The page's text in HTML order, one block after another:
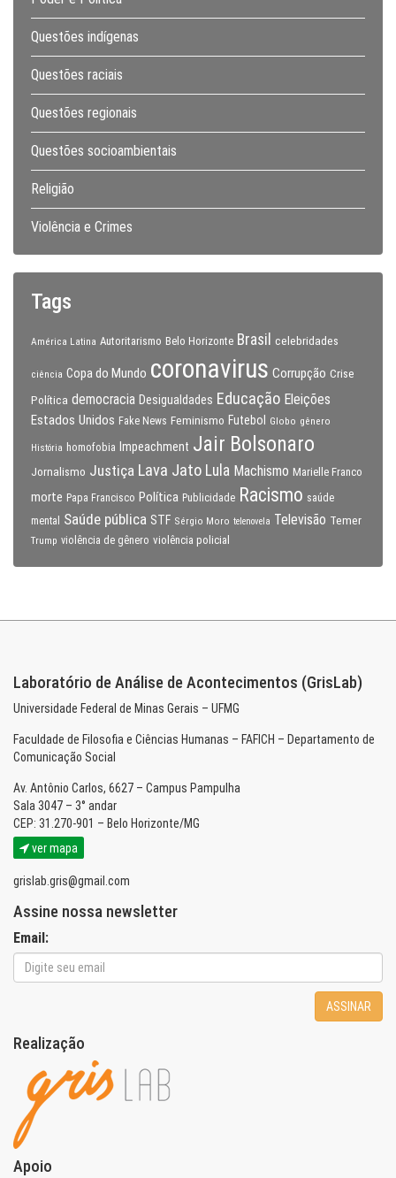
Questões indígenas
Questões raciais
Questões regionais
Questões socioambientais
Religião
Violência e Crimes
Tags
América Latina Autoritarismo Belo Horizonte Brasil celebridades
ciência Copa do Mundo coronavirus Corrupção Crise
Política democracia Desigualdades Educação Eleições
Estados Unidos Fake News Feminismo Futebol Globo gênero
História homofobia Impeachment Jair Bolsonaro
Jornalismo Justiça Lava Jato Lula Machismo Marielle Franco
morte Papa Francisco Política Publicidade Racismo saúde
mental
Saúde pública STF Sérgio Moro telenovela Televisão Temer
Trump violência de gênero violência policial
Laboratório de Análise de Acontecimentos (GrisLab)
Universidade Federal de Minas Gerais – UFMG
Faculdade de Filosofia e Ciências Humanas – FAFICH – Departamento de
Comunicação Social
Av. Antônio Carlos, 6627 – Campus Pampulha
Sala 3047 – 3° andar
CEP: 31.270-901 – Belo Horizonte/MG
ver mapa
grislab.gris@gmail.com
Assine nossa newsletter
Email:
ASSINAR
Realização
Apoio